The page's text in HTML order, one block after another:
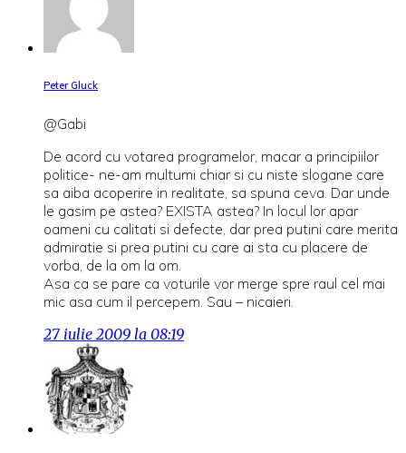
Peter Gluck
@Gabi
De acord cu votarea programelor, macar a principiilor
politice- ne-am multumi chiar si cu niste slogane care
sa aiba acoperire in realitate, sa spuna ceva. Dar unde
le gasim pe astea? EXISTA astea? In locul lor apar
oameni cu calitati si defecte, dar prea putini care merita
admiratie si prea putini cu care ai sta cu placere de
vorba, de la om la om.
Asa ca se pare ca voturile vor merge spre raul cel mai
mic asa cum il percepem. Sau – nicaieri.
27 iulie 2009 la 08:19